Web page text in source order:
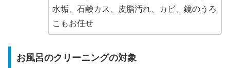
水垢、石鹸カス、皮脂汚れ、カビ、鏡のうろ
こもお任せ
お風呂のクリーニングの対象